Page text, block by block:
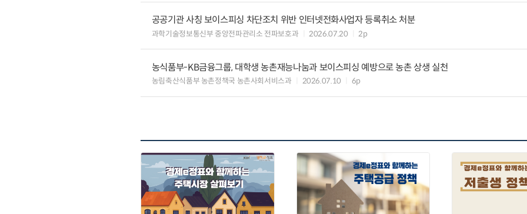
공공기관 사칭 보이스피싱 차단조치 위반 인터넷전화사업자 등록취소 처분
과학기술정보통신부 중앙전파관리소 전파보호과 2026.07.20 2p
농식품부-KB금융그룹, 대학생 농촌재능나눔과 보이스피싱 예방으로 농촌 상생 실천
농림축산식품부 농촌정책국 농촌사회서비스과 2026.07.10 6p